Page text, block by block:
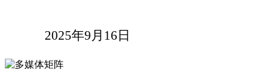
2025年9月16日